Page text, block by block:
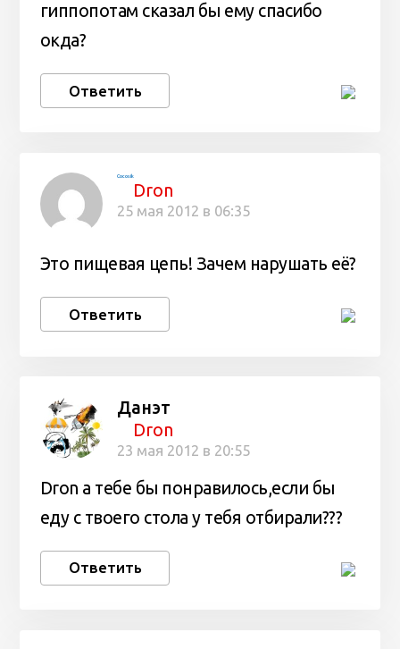
гиппопотам сказал бы ему спасибо
окда?
Ответить
Cocosik
Dron
25 мая 2012 в 06:35
Это пищевая цепь! Зачем нарушать её?
Ответить
Данэт
Dron
23 мая 2012 в 20:55
Dron а тебе бы понравилось,если бы
еду с твоего стола у тебя отбирали???
Ответить